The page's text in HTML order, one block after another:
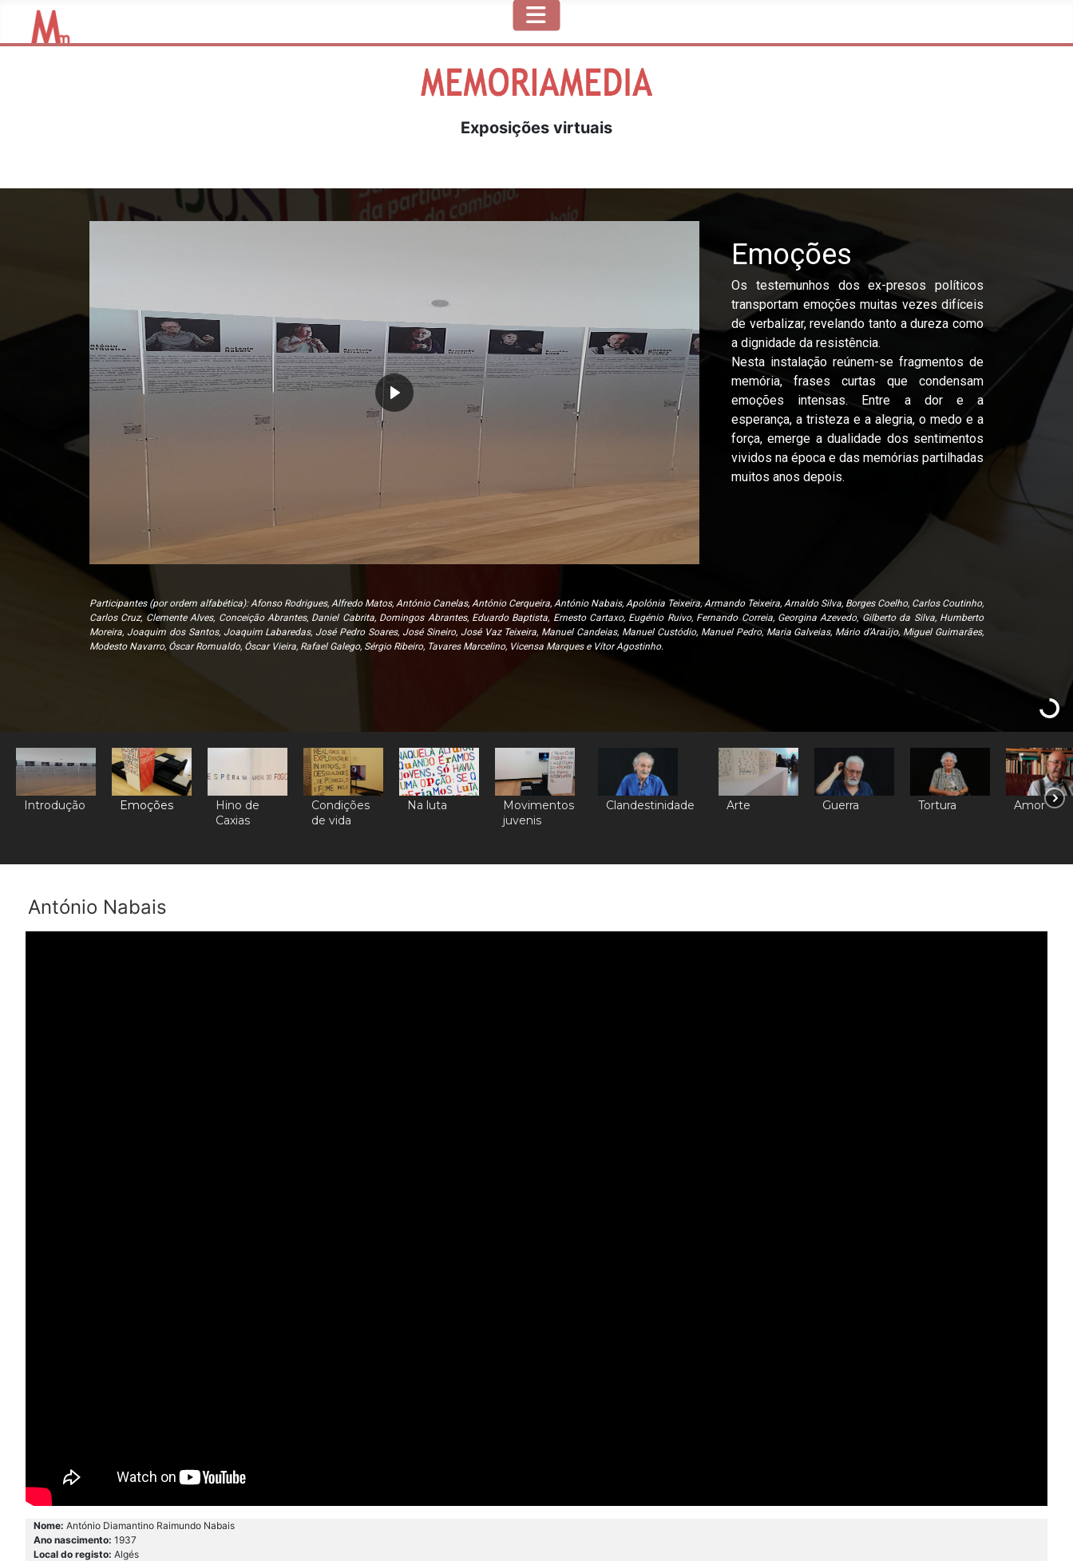
Exposições virtuais
Emoções
Os testemunhos dos ex-presos políticos
transportam emoções muitas vezes difíceis
de verbalizar, revelando tanto a dureza como
a dignidade da resistência.
Nesta instalação reúnem-se fragmentos de
memória, frases curtas que condensam
emoções intensas. Entre a dor e a
esperança, a tristeza e a alegria, o medo e a
força, emerge a dualidade dos sentimentos
vividos na época e das memórias partilhadas
muitos anos depois.
Participantes (por ordem alfabética): Afonso Rodrigues, Alfredo Matos, António Canelas, António Cerqueira, António Nabais, Apolónia Teixeira, Armando Teixeira, Arnaldo Silva, Borges Coelho, Carlos Coutinho,
Carlos Cruz, Clemente Alves, Conceição Abrantes, Daniel Cabrita, Domingos Abrantes, Eduardo Baptista, Ernesto Cartaxo, Eugénio Ruivo, Fernando Correia, Georgina Azevedo, Gilberto da Silva, Humberto
Moreira, Joaquim dos Santos, Joaquim Labaredas, José Pedro Soares, José Sineiro, José Vaz Teixeira, Manuel Candeias, Manuel Custódio, Manuel Pedro, Maria Galveias, Mário d’Araújo, Miguel Guimarães,
Modesto Navarro, Óscar Romualdo, Óscar Vieira, Rafael Galego, Sérgio Ribeiro, Tavares Marcelino, Vicensa Marques e Vítor Agostinho.
Introdução Emoções
Hino de
Caxias
Condições
de vida
Na luta
Movimentos
juvenis
Clandestinidade Arte Guerra Tortura Amor
António Nabais
Nome: António Diamantino Raimundo Nabais
Ano nascimento: 1937
Local do registo: Algés